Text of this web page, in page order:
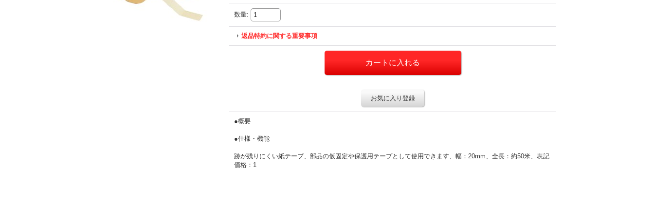
数量:
返品特約に関する重要事項
お気に入り登録
●概要
●仕様・機能
跡が残りにくい紙テープ、部品の仮固定や保護用テープとして使用できます、幅：20mm、全長：約50米、表記
価格：1